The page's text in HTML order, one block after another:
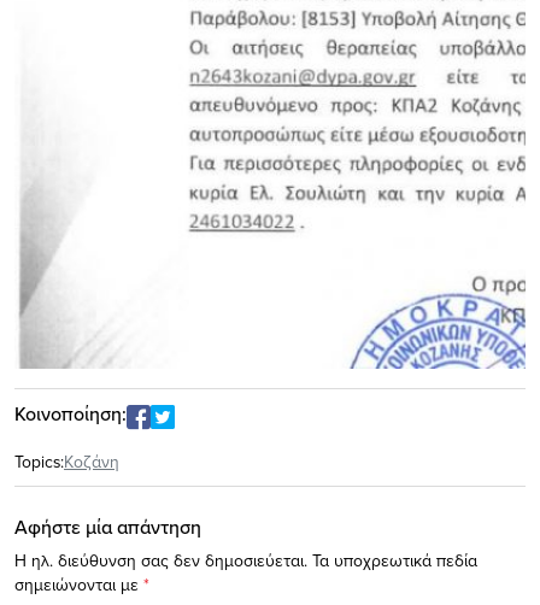
Κοινοποίηση:
Topics:Κοζάνη
Αφήστε μία απάντηση
Η ηλ. διεύθυνση σας δεν δημοσιεύεται. Τα υποχρεωτικά πεδία
σημειώνονται με *